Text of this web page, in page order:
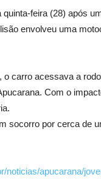
feira (28) após
envolveu uma
carro acessava a
Com o
socorro por cerca de
noticias/apucarana/